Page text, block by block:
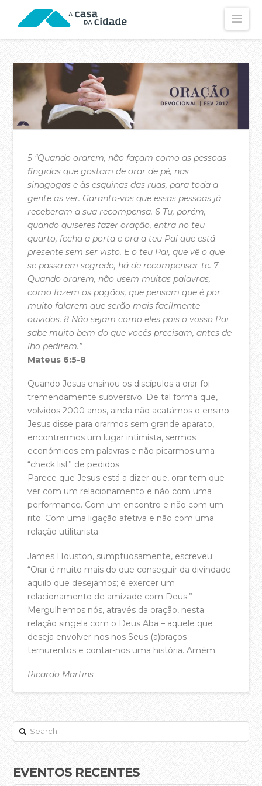
Visão e Missão
Os Nossos Valores
Os Nossos Propósitos
O Nossos Estatutos
Fundamentos Dos Estatutos
As Nossas Contas (2025)
As Nossas Contas (2024)
Política de Privacidade
Equipa Pastoral
PARTICIPA
Agenda
Registo Membros da Casa da Cidade
Celebrações de Domingo
Pequenos Grupos
Crianças
Jovens e Adolescentes
SWITCH – Jovens Adultos
Casais
Batismos
Ação Social
Projeto de Missões
Refletir
Oração Online – Quintas 21h30
Bem-vindos à Casa da Cidade!
QUERO CONTRIBUIR
Pregações – YouTube
Pregações – Spotify
5 “Quando orarem, não façam como as pessoas
fingidas que gostam de orar de pé, nas
sinagogas e às esquinas das ruas, para toda a
gente as ver. Garanto-vos que essas pessoas já
receberam a sua recompensa. 6 Tu, porém,
quando quiseres fazer oração, entra no teu
quarto, fecha a porta e ora a teu Pai que está
presente sem ser visto. E o teu Pai, que vê o que
se passa em segredo, há de recompensar-te. 7
Quando orarem, não usem muitas palavras,
como fazem os pagãos, que pensam que é por
muito falarem que serão mais facilmente
ouvidos. 8 Não sejam como eles pois o vosso Pai
sabe muito bem do que vocês precisam, antes de
lho pedirem.”
Mateus 6:5-8
Quando Jesus ensinou os discípulos a orar foi
tremendamente subversivo. De tal forma que,
volvidos 2000 anos, ainda não acatámos o ensino.
Jesus disse para orarmos sem grande aparato,
encontrarmos um lugar intimista, sermos
económicos em palavras e não picarmos uma
“check list” de pedidos.
Parece que Jesus está a dizer que, orar tem que
ver com um relacionamento e não com uma
performance. Com um encontro e não com um
rito. Com uma ligação afetiva e não com uma
relação utilitarista.
James Houston, sumptuosamente, escreveu:
“Orar é muito mais do que conseguir da divindade
aquilo que desejamos; é exercer um
relacionamento de amizade com Deus.”
Mergulhemos nós, através da oração, nesta
relação singela com o Deus Aba – aquele que
deseja envolver-nos nos Seus (a)braços
ternurentos e contar-nos uma história. Amém.
Ricardo Martins
acasadac02.10.2017
Search
EVENTOS RECENTES